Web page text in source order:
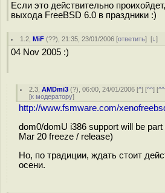
Если это действительно
выхода FreeBSD 6.0 в праздники :)
1.2 ,MiF (??), 21:35, 23/01/2006 [ответить][↓]
04 Nov 2005 :)
2.3 ,AMDmi3 (?), 06:00, 24/01/2006 [^] [^^] [
[к модератору]
http://www.fsmware.com/
dom0/domU i386 support will be
Mar 20 freeze / release)
Но, по традиции, ждать стоит
осени.